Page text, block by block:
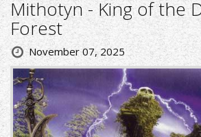
Mithotyn - King of the
Forest
November 07, 2025